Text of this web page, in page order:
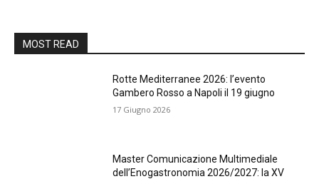
MOST READ
Rotte Mediterranee 2026: l’evento
Gambero Rosso a Napoli il 19 giugno
17 Giugno 2026
Master Comunicazione Multimediale
dell’Enogastronomia 2026/2027: la XV